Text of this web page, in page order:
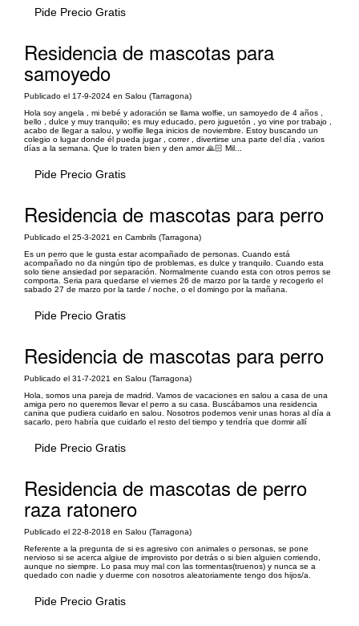
Pide Precio Gratis
Residencia de mascotas para
samoyedo
Publicado el 17-9-2024 en Salou (Tarragona)
Hola soy angela , mi bebé y adoración se llama wolfie, un samoyedo de 4 años ,
bello , dulce y muy tranquilo; es muy educado, pero juguetón , yo vine por trabajo ,
acabo de llegar a salou, y wolfie llega inicios de noviembre. Estoy buscando un
colegio o lugar donde él pueda jugar , correr , divertirse una parte del día , varios
días a la semana. Que lo traten bien y den amor 🙏🏻 Mil...
Pide Precio Gratis
Residencia de mascotas para perro
Publicado el 25-3-2021 en Cambrils (Tarragona)
Es un perro que le gusta estar acompañado de personas. Cuando está
acompañado no da ningún tipo de problemas, es dulce y tranquilo. Cuando esta
solo tiene ansiedad por separación. Normalmente cuando esta con otros perros se
comporta. Seria para quedarse el viernes 26 de marzo por la tarde y recogerlo el
sabado 27 de marzo por la tarde / noche, o el domingo por la mañana.
Pide Precio Gratis
Residencia de mascotas para perro
Publicado el 31-7-2021 en Salou (Tarragona)
Hola, somos una pareja de madrid. Vamos de vacaciones en salou a casa de una
amiga pero no queremos llevar el perro a su casa. Buscábamos una residencia
canina que pudiera cuidarlo en salou. Nosotros podemos venir unas horas al día a
sacarlo, pero habría que cuidarlo el resto del tiempo y tendría que dormir allí
Pide Precio Gratis
Residencia de mascotas de perro
raza ratonero
Publicado el 22-8-2018 en Salou (Tarragona)
Referente a la pregunta de si es agresivo con animales o personas, se pone
nervioso si se acerca algiue de improvisto por detrás o si bien alguien corriendo,
aunque no siempre. Lo pasa muy mal con las tormentas(truenos) y nunca se a
quedado con nadie y duerme con nosotros aleatoriamente tengo dos hijos/a.
Pide Precio Gratis